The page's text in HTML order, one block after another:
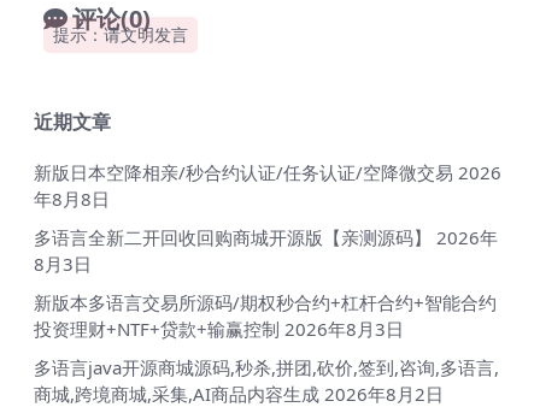
评论(0)
提示：请文明发言
近期文章
新版日本空降相亲/秒合约认证/任务认证/空降微交易 2026
年8月8日
多语言全新二开回收回购商城开源版【亲测源码】
2026年
8月3日
新版本多语言交易所源码/期权秒合约+杠杆合约+智能合约
投资理财+NTF+贷款+输赢控制 2026年8月3日
多语言java开源商城源码,秒杀,拼团,砍价,签到,咨询,多语言,
商城,跨境商城,采集,AI商品内容生成 2026年8月2日